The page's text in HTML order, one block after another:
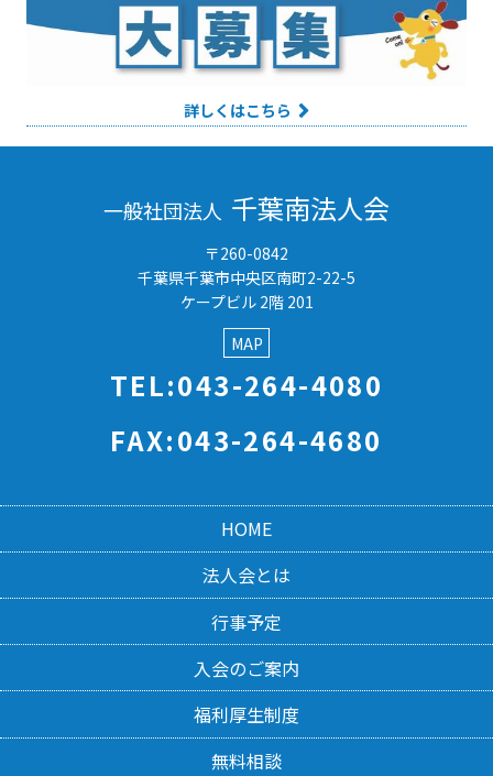
詳しくはこちら
一般社団法人 千葉南法人会
〒260-0842
千葉県千葉市中央区南町2-22-5
ケープビル 2階 201
MAP
TEL:043-264-4080
FAX:043-264-4680
HOME
法人会とは
行事予定
入会のご案内
福利厚生制度
無料相談